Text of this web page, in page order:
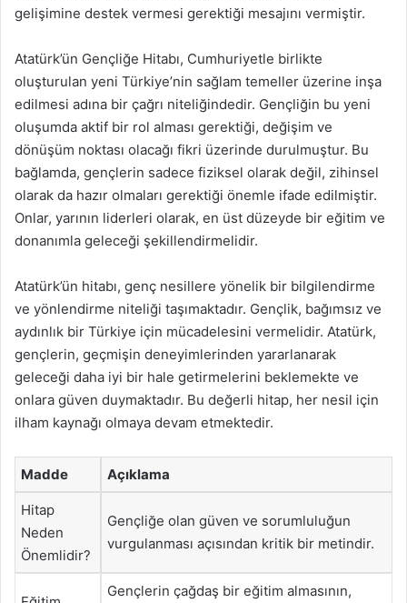
gelişimine destek vermesi gerektiği mesajını vermiştir.
Atatürk’ün Gençliğe Hitabı, Cumhuriyetle birlikte
oluşturulan yeni Türkiye’nin sağlam temeller üzerine inşa
edilmesi adına bir çağrı niteliğindedir. Gençliğin bu yeni
oluşumda aktif bir rol alması gerektiği, değişim ve
dönüşüm noktası olacağı fikri üzerinde durulmuştur. Bu
bağlamda, gençlerin sadece fiziksel olarak değil, zihinsel
olarak da hazır olmaları gerektiği önemle ifade edilmiştir.
Onlar, yarının liderleri olarak, en üst düzeyde bir eğitim ve
donanımla geleceği şekillendirmelidir.
Atatürk’ün hitabı, genç nesillere yönelik bir bilgilendirme
ve yönlendirme niteliği taşımaktadır. Gençlik, bağımsız ve
aydınlık bir Türkiye için mücadelesini vermelidir. Atatürk,
gençlerin, geçmişin deneyimlerinden yararlanarak
geleceği daha iyi bir hale getirmelerini beklemekte ve
onlara güven duymaktadır. Bu değerli hitap, her nesil için
ilham kaynağı olmaya devam etmektedir.
Madde Açıklama
Hitap
Neden
Önemlidir?
Gençliğe olan güven ve sorumluluğun
vurgulanması açısından kritik bir metindir.
Gençlerin çağdaş bir eğitim almasının,